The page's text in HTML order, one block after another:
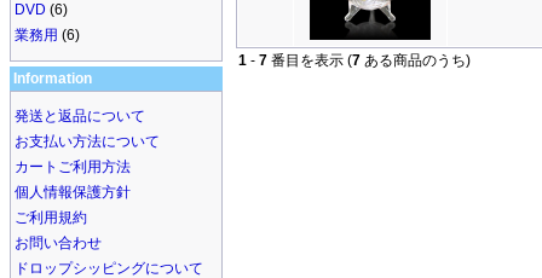
DVD (6)
業務用 (6)
Information
発送と返品について
お支払い方法について
カートご利用方法
個人情報保護方針
ご利用規約
お問い合わせ
ドロップシッピングについて
1 - 7 番目を表示 (7 ある商品のうち)